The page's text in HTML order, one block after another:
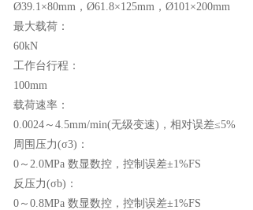
，Ø61.8×125mm，Ø101×200mm
大载荷：
作台行程：
荷速率：
～4.5mm/min(无级变速)，相对误差≤5%
围压力(σ3)：
～2.0MPa 数显数控，控制误差±1%FS
压力(σb)：
～0.8MPa 数显数控，控制误差±1%FS